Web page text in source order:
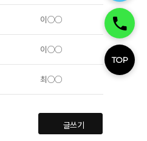
TOP
이○○
이○○
최○○
글쓰기